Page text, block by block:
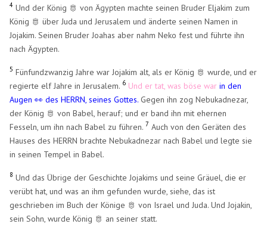
4 Und der König 🫅 von Ägypten machte seinen Bruder Eljakim zum
König 🫅 über Juda und Jerusalem und änderte seinen Namen in
Jojakim. Seinen Bruder Joahas aber nahm Neko fest und führte ihn
nach Ägypten.
5 Fünfundzwanzig Jahre war Jojakim alt, als er König 🫅 wurde, und er
regierte elf Jahre in Jerusalem. 6 Und er tat, was böse war in den
Augen 👀 des HERRN, seines Gottes.Gegen ihn zog Nebukadnezar,
der König 🫅 von Babel, herauf; und er band ihn mit ehernen
Fesseln, um ihn nach Babel zu führen. 7 Auch von den Geräten des
Hauses des HERRN brachte Nebukadnezar nach Babel und legte sie
in seinen Tempel in Babel.
8 Und das Übrige der Geschichte Jojakims und seine Gräuel, die er
verübt hat, und was an ihm gefunden wurde, siehe, das ist
geschrieben im Buch der Könige 🫅 von Israel und Juda. Und Jojakin,
sein Sohn, wurde König 🫅 an seiner statt.